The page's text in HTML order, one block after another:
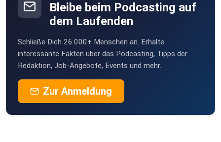
Bleibe beim Podcasting auf
dem Laufenden
Schließe Dich 26.000+ Menschen an. Erhalte
interessante Fakten über das Podcasting, Tipps der
Redaktion, Job-Angebote, Events und mehr.
Zur Anmeldung